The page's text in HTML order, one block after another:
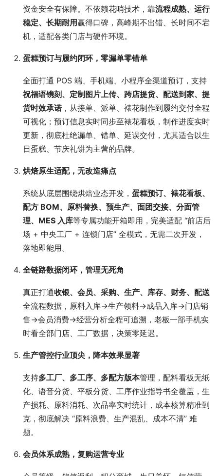
资金安全有保障。不依赖花哨技术，靠流程成熟、运行
稳定、长期耐用赢得口碑，高峰期不出错、长时间不宕
机，适配各类门店与硬件环境。
蛋糕预订与履约闭环，零漏单零错单
全面打通 POS 端、手机端、小程序全渠道预订，支持
祝福语镌刻、定制图片上传、跨店提货、配送到家、提
货时效承诺 ，从接单、派单、裱花制作到履约交付全程
可视化；预订信息实时同步至裱花看板，制作进度实时
更新，彻底杜绝漏单、错单、延误交付，尤其适合以生
日蛋糕、节庆礼饼为主营的品牌。
烘焙原生适配，无改造痛点
系统从底层围绕烘焙业态开发， 蛋糕预订、裱花看板、
配方 BOM、原料替换、预生产、面团交接、分面管
理、MES 入库等专属功能开箱即用，完美适配 “前店后
场 + 中央工厂 + 连锁门店” 全模式，无需二次开发，
落地即能用。
全链路数据闭环，管理无死角
真正打通收银、会员、采购、生产、库存、财务、配送
全流程数据，原料入库→生产领料→成品入库→门店销
售→会员消费→经营分析全程可追溯，老板一部手机实
时看全部门店、工厂数据，决策零延迟。
生产管控行业顶尖，降本效果显著
支持多工厂、多工序、多配方版本管理，配料看板无纸
化、语音分货、平板分货、工序作业指导书全覆盖，生
产损耗、原料消耗、次品率实时统计，成本核算精准到
克，彻底解决 “原料浪费、生产混乱、成本不清” 难
题。
会员体系成熟，复购运营专业